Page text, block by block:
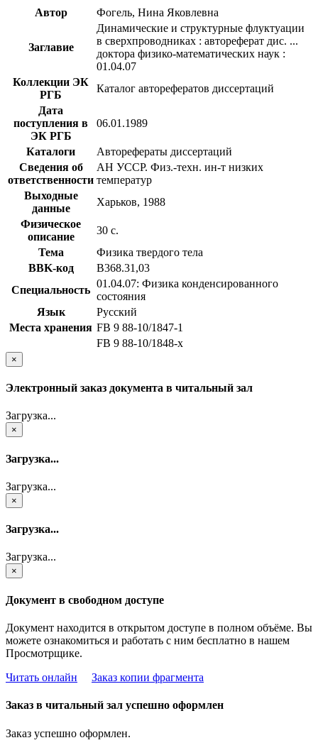
Автор Фогель, Нина Яковлевна
Заглавие
Динамические и структурные флуктуации
в сверхпроводниках : автореферат дис. ...
доктора физико-математических наук :
01.04.07
Коллекции ЭК
РГБ
Каталог авторефератов диссертаций
Дата
поступления в
ЭК РГБ
06.01.1989
Каталоги
Авторефераты диссертаций
Сведения об
ответственности
АН УССР. Физ.-техн. ин-т низких
температур
Выходные
данные
Харьков, 1988
Физическое
описание
30 с.
Тема
Физика твердого тела
BBK-код
В368.31,03
Специальность
01.04.07: Физика конденсированного
состояния
Язык
Русский
Места хранения FB 9 88-10/1847-1
FB 9 88-10/1848-x
×
Электронный заказ документа в читальный зал
Загрузка...
×
Загрузка...
Загрузка...
×
Загрузка...
Загрузка...
×
Документ в свободном доступе
Документ находится в открытом доступе в полном объёме. Вы
можете ознакомиться и работать с ним бесплатно в нашем
Просмотрщике.
Читать онлайн
Заказ копии фрагмента
Заказ в читальный зал успешно оформлен
Заказ успешно оформлен.